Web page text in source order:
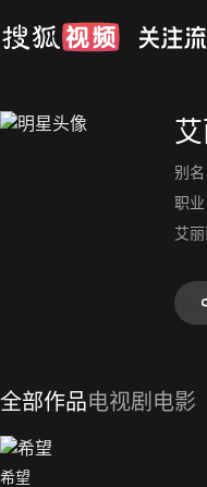
别名
职业
艾
全部作品电视剧 电影
希望